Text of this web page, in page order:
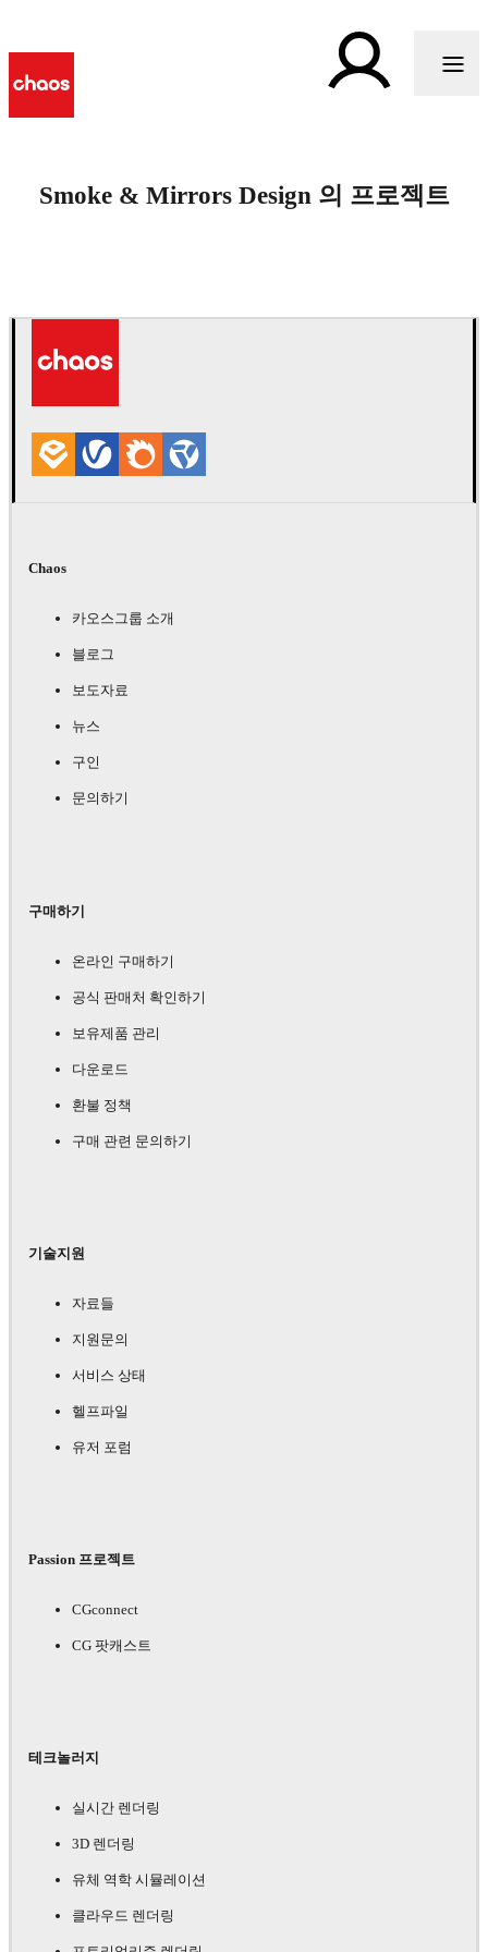
Smoke & Mirrors Design 의 프로젝트
Chaos
카오스그룹 소개
블로그
보도자료
뉴스
구인
문의하기
구매하기
온라인 구매하기
공식 판매처 확인하기
보유제품 관리
다운로드
환불 정책
구매 관련 문의하기
기술지원
자료들
지원문의
서비스 상태
헬프파일
유저 포럼
Passion 프로젝트
CGconnect
CG 팟캐스트
테크놀러지
실시간 렌더링
3D 렌더링
유체 역학 시뮬레이션
클라우드 렌더링